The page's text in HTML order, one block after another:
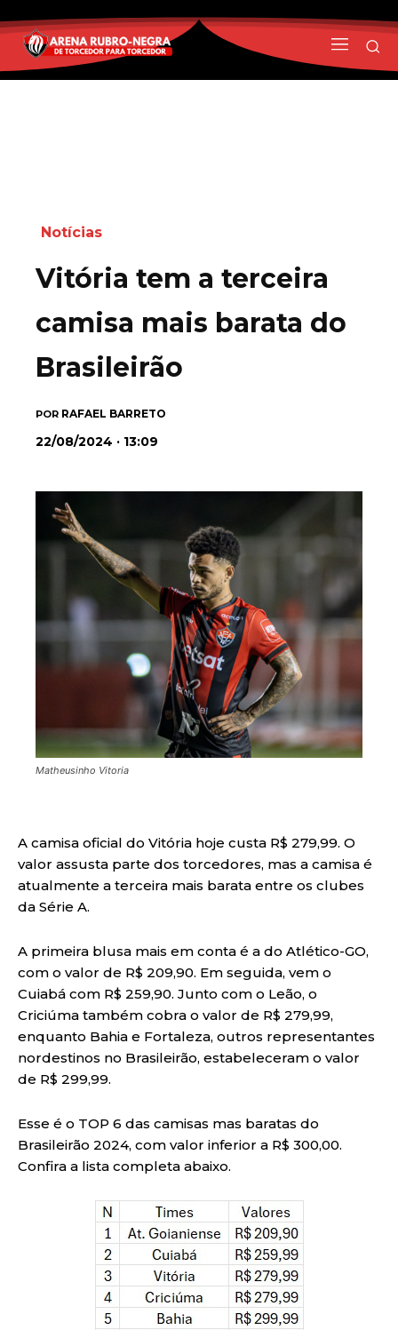
Notícias
Vitória tem a terceira
camisa mais barata do
Brasileirão
POR RAFAEL BARRETO
22/08/2024 · 13:09
Matheusinho Vitoria
A camisa oficial do Vitória hoje custa R$ 279,99. O
valor assusta parte dos torcedores, mas a camisa é
atualmente a terceira mais barata entre os clubes
da Série A.
A primeira blusa mais em conta é a do Atlético-GO,
com o valor de R$ 209,90. Em seguida, vem o
Cuiabá com R$ 259,90. Junto com o Leão, o
Criciúma também cobra o valor de R$ 279,99,
enquanto Bahia e Fortaleza, outros representantes
nordestinos no Brasileirão, estabeleceram o valor
de R$ 299,99.
Esse é o TOP 6 das camisas mas baratas do
Brasileirão 2024, com valor inferior a R$ 300,00.
Confira a lista completa abaixo.